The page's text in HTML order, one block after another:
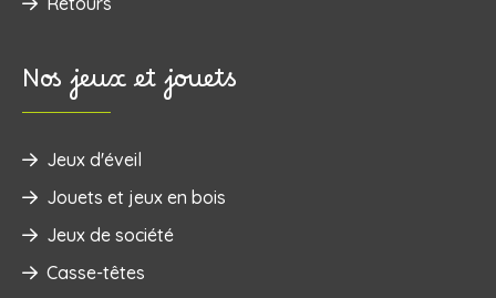
Nos jeux et jouets
Jeux d'éveil
‌Jouets et jeux en bois
Jeux de société
Casse-têtes